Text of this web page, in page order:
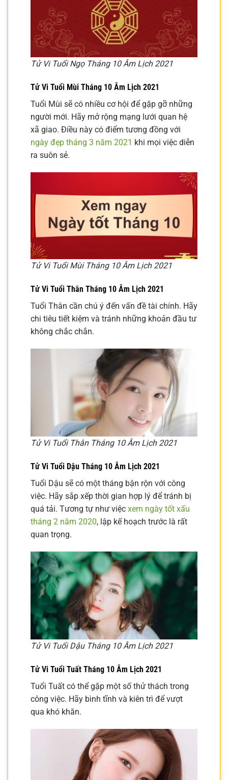
Tử Vi Tuổi Ngọ Tháng 10 Âm Lịch 2021
Tử Vi Tuổi Mùi Tháng 10 Âm Lịch 2021
Tuổi Mùi sẽ có nhiều cơ hội để gặp gỡ những
người mới. Hãy mở rộng mạng lưới quan hệ
xã giao. Điều này có điểm tương đồng với
ngày đẹp tháng 3 năm 2021 khi mọi việc diễn
ra suôn sẻ.
Tử Vi Tuổi Mùi Tháng 10 Âm Lịch 2021
Tử Vi Tuổi Thân Tháng 10 Âm Lịch 2021
Tuổi Thân cần chú ý đến vấn đề tài chính. Hãy
chi tiêu tiết kiệm và tránh những khoản đầu tư
không chắc chắn.
Tử Vi Tuổi Thân Tháng 10 Âm Lịch 2021
Tử Vi Tuổi Dậu Tháng 10 Âm Lịch 2021
Tuổi Dậu sẽ có một tháng bận rộn với công
việc. Hãy sắp xếp thời gian hợp lý để tránh bị
quá tải. Tương tự như việc xem ngày tốt xấu
tháng 2 năm 2020, lập kế hoạch trước là rất
quan trọng.
Tử Vi Tuổi Dậu Tháng 10 Âm Lịch 2021
Tử Vi Tuổi Tuất Tháng 10 Âm Lịch 2021
Tuổi Tuất có thể gặp một số thử thách trong
công việc. Hãy bình tĩnh và kiên trì để vượt
qua khó khăn.